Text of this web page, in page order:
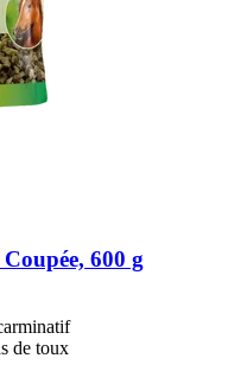
600 g
de toux